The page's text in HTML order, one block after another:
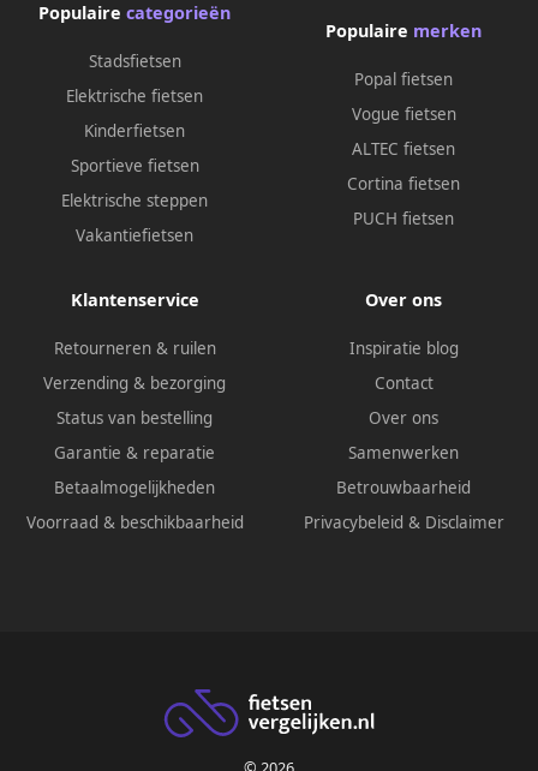
Populaire categorieën
Stadsfietsen
Elektrische fietsen
Kinderfietsen
Sportieve fietsen
Elektrische steppen
Vakantiefietsen
Populaire merken
Popal fietsen
Vogue fietsen
ALTEC fietsen
Cortina fietsen
PUCH fietsen
Klantenservice
Retourneren & ruilen
Verzending & bezorging
Status van bestelling
Garantie & reparatie
Betaalmogelijkheden
Voorraad & beschikbaarheid
Over ons
Inspiratie blog
Contact
Over ons
Samenwerken
Betrouwbaarheid
Privacybeleid & Disclaimer